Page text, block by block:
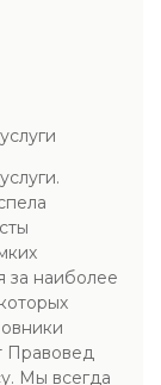
за наиболее
Правовед
Мы всегда